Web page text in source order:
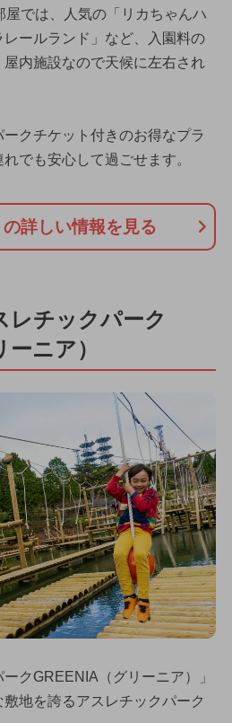
では、人気の「リカちゃんハ
ールランド」など、入園料の
内施設なので天候に左右され
クチケット付きのお得なプラ
でも安心して過ごせます。
詳しい情報を見る
レチックパーク
ニア）
クGREENIA（グリーニア）」
地を誇るアスレチックパーク